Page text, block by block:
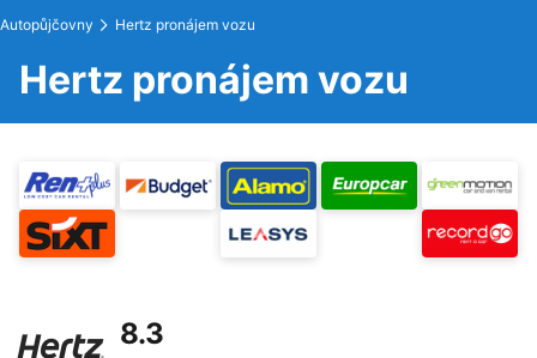
Autopůjčovny Hertz pronájem vozu
Hertz pronájem vozu
8.3